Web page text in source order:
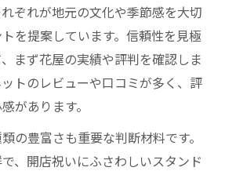
ぞれが地元の文化や季節感を大切
を提案しています。信頼性を見極
まず花屋の実績や評判を確認しま
トのレビューや口コミが多く、評
があります。
の豊富さも重要な判断材料です。
、開店祝いにふさわしいスタンド